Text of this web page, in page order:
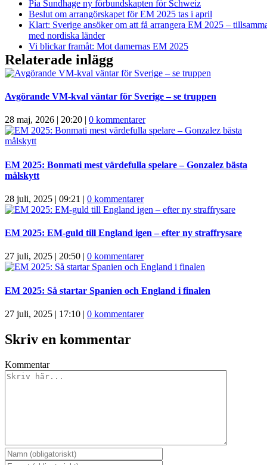
Pia Sundhage ny förbundskapten för Schweiz
Beslut om arrangörskapet för EM 2025 tas i april
Klart: Sverige ansöker om att få arrangera EM 2025 –
med nordiska länder
Vi blickar framåt: Mot damernas EM 2025
Relaterade inlägg
Avgörande VM-kval väntar för Sverige – se truppen
28 maj, 2026 | 20:20 | 0 kommentarer
EM 2025: Bonmati mest värdefulla spelare – Gonzalez bästa
målskytt
28 juli, 2025 | 09:21 | 0 kommentarer
EM 2025: EM-guld till England igen – efter ny straffrysare
27 juli, 2025 | 20:50 0 kommentarer
EM 2025: Så startar Spanien och England i finalen
27 juli, 2025 | 17:10 | 0 kommentarer
Skriv en kommentar
Kommentar